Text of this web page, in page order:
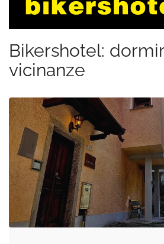
Bikershotel:
vicinanze